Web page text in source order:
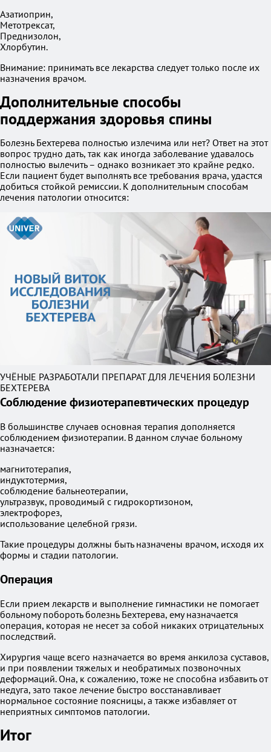
Азатиоприн,
Метотрексат,
Преднизолон,
Хлорбутин.
Внимание: принимать все лекарства следует только после их
назначения врачом.
Дополнительные способы
поддержания здоровья спины
Болезнь Бехтерева полностью излечима или нет? Ответ на этот
вопрос трудно дать, так как иногда заболевание удавалось
полностью вылечить – однако возникает это крайне редко.
Если пациент будет выполнять все требования врача, удастся
добиться стойкой ремиссии. К дополнительным способам
лечения патологии относится:
УЧЁНЫЕ РАЗРАБОТАЛИ ПРЕПАРАТ ДЛЯ ЛЕЧЕНИЯ БОЛЕЗНИ
БЕХТЕРЕВА
Соблюдение физиотерапевтических процедур
В большинстве случаев основная терапия дополняется
соблюдением физиотерапии. В данном случае больному
назначается:
магнитотерапия,
индуктотермия,
соблюдение бальнеотерапии,
ультразвук, проводимый с гидрокортизоном,
электрофорез,
использование целебной грязи.
Такие процедуры должны быть назначены врачом, исходя их
формы и стадии патологии.
Операция
Если прием лекарств и выполнение гимнастики не помогает
больному побороть болезнь Бехтерева, ему назначается
операция, которая не несет за собой никаких отрицательных
последствий.
Хирургия чаще всего назначается во время анкилоза суставов,
и при появлении тяжелых и необратимых позвоночных
деформаций. Она, к сожалению, тоже не способна избавить от
недуга, зато такое лечение быстро восстанавливает
нормальное состояние поясницы, а также избавляет от
неприятных симптомов патологии.
Итог